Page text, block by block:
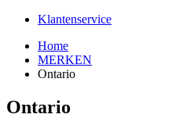
Klantenservice
Home
MERKEN
Ontario
Ontario